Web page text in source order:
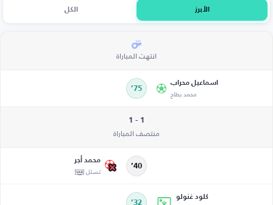
الأبرز الكل
انتهت المباراة
اسماعيل محراب
محمد بطاح 75’
1 - 1
منتصف المباراة
40’
محمد أجر
تسلل
كلود غنولو
32’